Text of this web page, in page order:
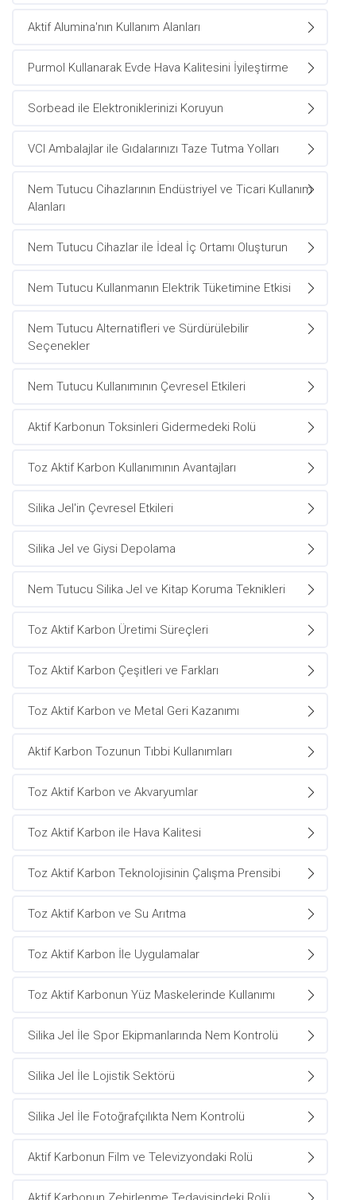
Aktif Alumina'nın Kullanım Alanları
Purmol Kullanarak Evde Hava Kalitesini İyileştirme
Sorbead ile Elektroniklerinizi Koruyun
VCI Ambalajlar ile Gıdalarınızı Taze Tutma Yolları
Nem Tutucu Cihazlarının Endüstriyel ve Ticari Kullanım
Alanları
Nem Tutucu Cihazlar ile İdeal İç Ortamı Oluşturun
Nem Tutucu Kullanmanın Elektrik Tüketimine Etkisi
Nem Tutucu Alternatifleri ve Sürdürülebilir
Seçenekler
Nem Tutucu Kullanımının Çevresel Etkileri
Aktif Karbonun Toksinleri Gidermedeki Rolü
Toz Aktif Karbon Kullanımının Avantajları
Silika Jel'in Çevresel Etkileri
Silika Jel ve Giysi Depolama
Nem Tutucu Silika Jel ve Kitap Koruma Teknikleri
Toz Aktif Karbon Üretimi Süreçleri
Toz Aktif Karbon Çeşitleri ve Farkları
Toz Aktif Karbon ve Metal Geri Kazanımı
Aktif Karbon Tozunun Tıbbi Kullanımları
Toz Aktif Karbon ve Akvaryumlar
Toz Aktif Karbon ile Hava Kalitesi
Toz Aktif Karbon Teknolojisinin Çalışma Prensibi
Toz Aktif Karbon ve Su Arıtma
Toz Aktif Karbon İle Uygulamalar
Toz Aktif Karbonun Yüz Maskelerinde Kullanımı
Silika Jel İle Spor Ekipmanlarında Nem Kontrolü
Silika Jel İle Lojistik Sektörü
Silika Jel İle Fotoğrafçılıkta Nem Kontrolü
Aktif Karbonun Film ve Televizyondaki Rolü